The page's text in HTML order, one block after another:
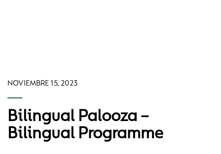
NOVIEMBRE 15, 2023
Bilingual Palooza –
Bilingual Programme